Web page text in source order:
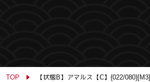
TOP 【状態B】アマルス【C】{022/080}[M3]